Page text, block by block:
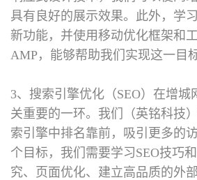
具有良好的展示效果。此外，学
新功能，并使用移动优化框架和
AMP，能够帮助我们实现这一目标
3、搜索引擎优化（SEO）在增城
关重要的一环。我们（英铭科技
索引擎中排名靠前，吸引更多的
个目标，我们需要学习SEO技巧
究、页面优化、建立高品质的外